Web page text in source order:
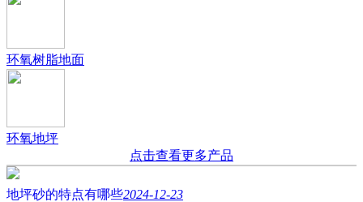
环氧树脂地面
环氧地坪
点击查看更多产品
地坪砂的特点有哪些2024-12-23